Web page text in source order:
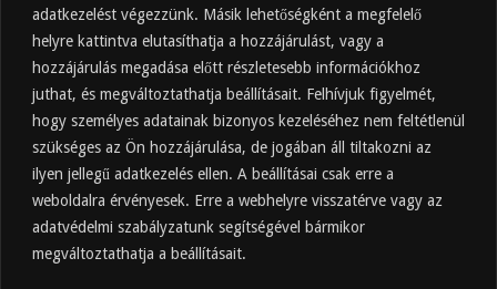
adatkezelést végezzünk. Másik lehetőségként a megfelelő
helyre kattintva elutasíthatja a hozzájárulást, vagy a
hozzájárulás megadása előtt részletesebb információkhoz
juthat, és megváltoztathatja beállításait. Felhívjuk figyelmét,
hogy személyes adatainak bizonyos kezeléséhez nem feltétlenül
szükséges az Ön hozzájárulása, de jogában áll tiltakozni az
ilyen jellegű adatkezelés ellen. A beállításai csak erre a
weboldalra érvényesek. Erre a webhelyre visszatérve vagy az
adatvédelmi szabályzatunk segítségével bármikor
megváltoztathatja a beállításait.
2025.10.30.
Almaecet hatása a szervezetre –
Mit mond a kutatás?
2025.10.15.
Almaecet – Teljes útmutató:
hatások, felhasználás, kockázatok,
beszerzés
2025.10.14.
Ipari napelem cégeknek – esettanulmányok és
ajánlatkérés